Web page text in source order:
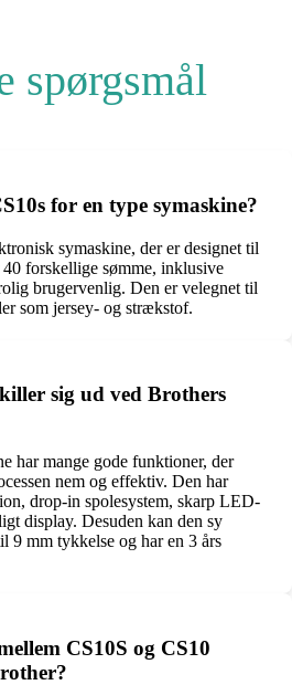
spørgsmål
for en type symaskine?
symaskine, der er designet til
forskellige sømme, inklusive
brugervenlig. Den er velegnet til
som jersey- og strækstof.
sig ud ved Brothers
har mange gode funktioner, der
nem og effektiv. Den har
drop-in spolesystem, skarp LED-
display. Desuden kan den sy
9 mm tykkelse og har en 3 års
CS10S og CS10